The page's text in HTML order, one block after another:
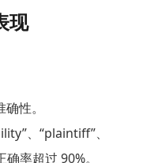
现
性。
、“plaintiff”、
率超过 90%。